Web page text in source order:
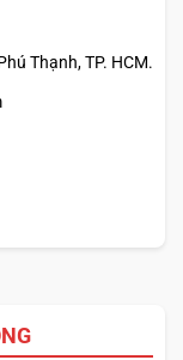
cao giúp các
cả khi không
trỏ nhanh chóng
Thạnh, TP. HCM.